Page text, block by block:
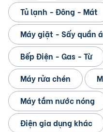
Tủ lạnh - Đông - Mát
Máy giặt - Sấy quần
Bếp Điện - Gas - Từ
Máy rửa chén
Máy tắm nước nóng
Điện gia dụng khác